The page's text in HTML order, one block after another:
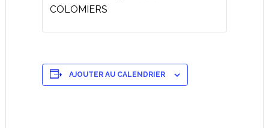
COLOMIERS
AJOUTER AU CALENDRIER